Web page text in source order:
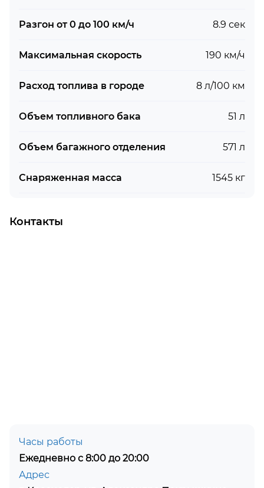
Разгон от 0 до 100 км/ч 8.9 сек
Максимальная скорость 190 км/ч
Расход топлива в городе 8 л/100 км
Объем топливного бака 51 л
Объем багажного отделения 571 л
Снаряженная масса 1545 кг
Контакты
Часы работы
Ежедневно с 8:00 до 20:00
Адрес